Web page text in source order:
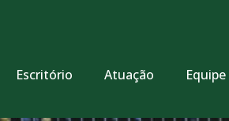
Escritório Atuação Equipe